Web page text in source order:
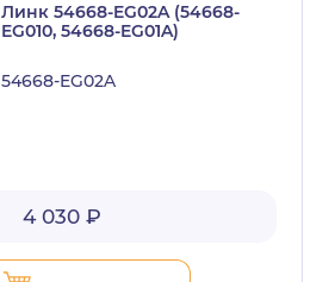
Линк 54668-EG02A (54668-
EG010, 54668-EG01A)
54668-EG02A
4 030 ₽